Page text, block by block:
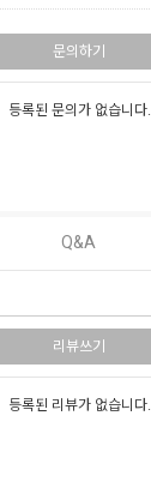
문의하기
등록된 문의가 없습니다.
Q&A
리뷰쓰기
등록된 리뷰가 없습니다.